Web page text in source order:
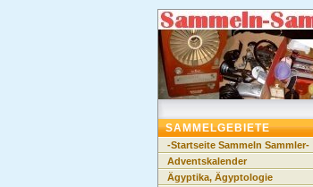
SAMMELGEBIETE
-Startseite Sammeln Sammler-
Adventskalender
Ägyptika, Ägyptologie